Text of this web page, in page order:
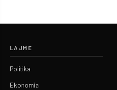
LAJME
Politika
Ekonomia